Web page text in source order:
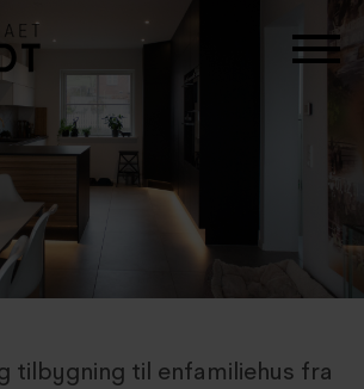
tilbygning til enfamiliehus fra